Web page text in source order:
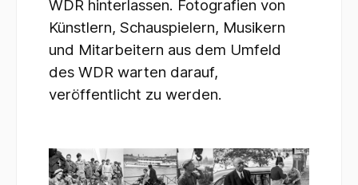
WDR hinterlassen. Fotografien von
Künstlern, Schauspielern, Musikern
und Mitarbeitern aus dem Umfeld
des WDR warten darauf,
veröffentlicht zu werden.